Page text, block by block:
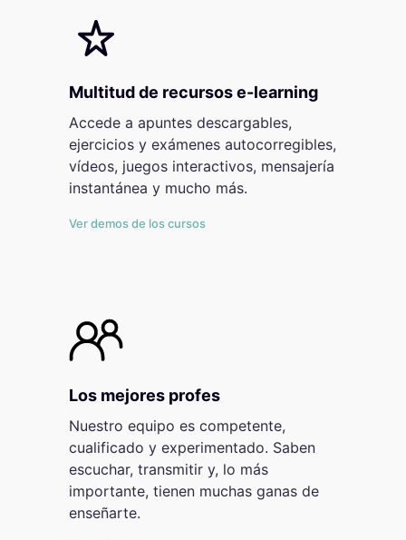
Multitud de recursos e-learning
Accede a apuntes descargables,
ejercicios y exámenes autocorregibles,
vídeos, juegos interactivos, mensajería
instantánea y mucho más.
Ver demos de los cursos
Los mejores profes
Nuestro equipo es competente,
cualificado y experimentado. Saben
escuchar, transmitir y, lo más
importante, tienen muchas ganas de
enseñarte.